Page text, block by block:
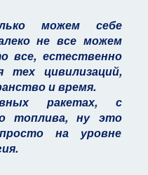
можем себе
не все можем
все, естественно
тех цивилизаций,
и время.
ракетах, с
топлива, ну это
на уровне